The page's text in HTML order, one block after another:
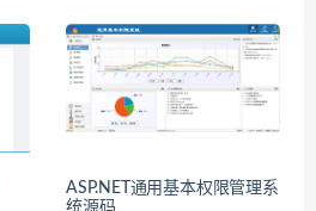
ASP.NET通用基本权限管理系
统源码